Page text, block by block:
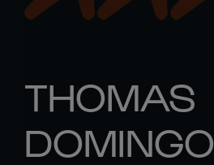
THOMAS
DOMINGO